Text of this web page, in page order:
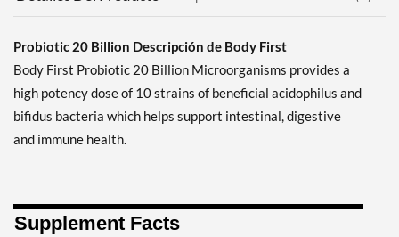
Probiotic 20 Billion Descripción de Body First
Body First Probiotic 20 Billion Microorganisms provides a
high potency dose of 10 strains of beneficial acidophilus and
bifidus bacteria which helps support intestinal, digestive
and immune health.
Supplement Facts